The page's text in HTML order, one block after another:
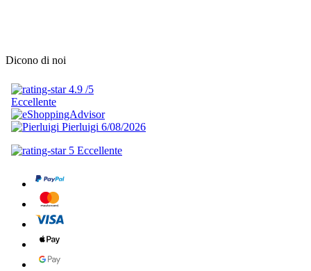
Dicono di noi